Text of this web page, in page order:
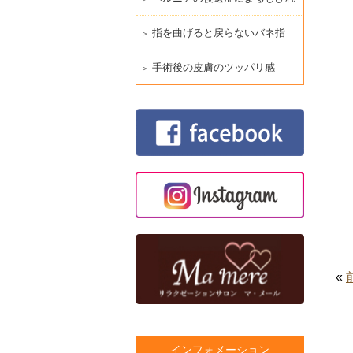
«
指を曲げると戻らないバネ指
手術後の皮膚のツッパリ感
インフォメーション